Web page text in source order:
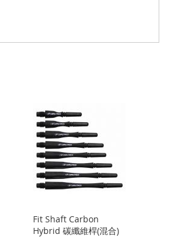
Fit Shaft Carbon
Hybrid 碳纖維桿(混合)